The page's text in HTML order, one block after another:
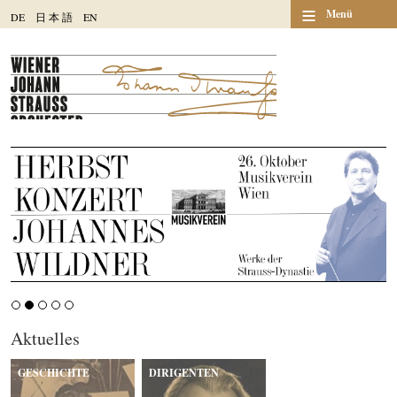
DE 日 本語 EN ≡ Menü
Aktuelles
GESCHICHTE DIRIGENTEN